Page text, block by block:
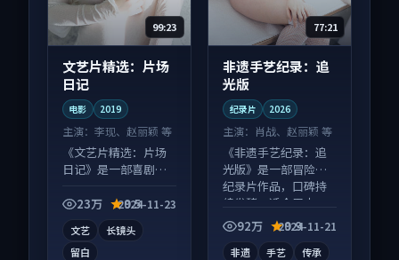
99:23
文艺片精选：片场
日记
电影 2019
主演： 李现、赵丽颖 等
《文艺片精选：片场
日记》是一部喜剧向
并行，细节值得二刷
23万 9.5
2024-11-23
文艺
长镜头
留白
77:21
非遗手艺纪录：追
光版
纪录片 2026
主演： 肖战、赵丽颖 等
《非遗手艺纪录：追
光版》是一部冒险向
纪录片作品，口碑持
续发酵，适合周末一
口气刷完。
92万 9.9
2024-11-21
非遗 手艺 传承